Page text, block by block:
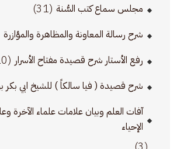
مجلس سماع كتب السُّنة (31)
شرح رسالة المعاونة والمظاهرة والمؤازرة
رفع الأستار شرح قصيدة مفتاح الأسرار (10)
شرح قصيدة ( فيا سالكاً ) للشيخ ابي بكر
آفات العلم وبيان علامات علماء الآخرة
الإحياء